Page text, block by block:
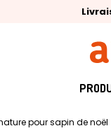
🥇
pour sapin de noël